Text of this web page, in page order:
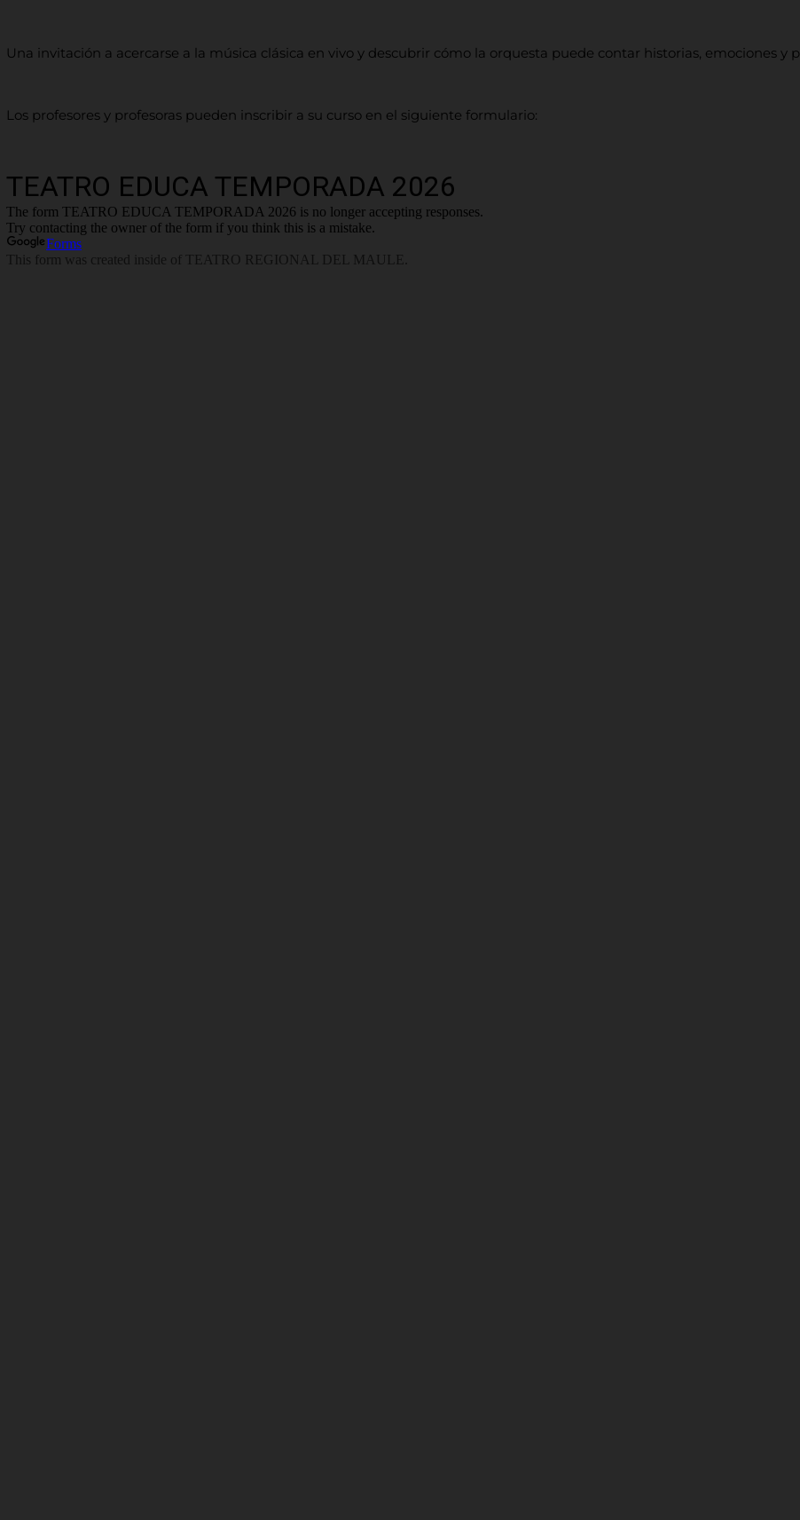
Una invitación a acercarse a la música clásica en vivo y descubrir cómo la orquesta puede contar historias, emociones y
Los profesores y profesoras pueden inscribir a su curso en el siguiente formulario: